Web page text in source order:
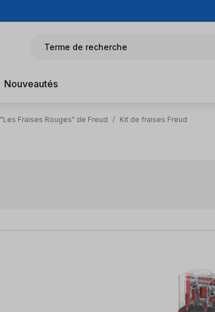
Terme de recherche
Nouveautés
"Les Fraises Rouges" de Freud / Kit de fraises Freud